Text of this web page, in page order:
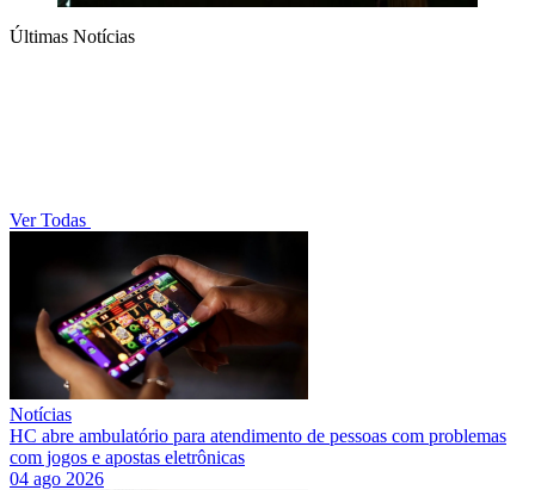
Últimas Notícias
Ver Todas
Notícias
HC abre ambulatório para atendimento de pessoas com problemas
com jogos e apostas eletrônicas
04 ago 2026